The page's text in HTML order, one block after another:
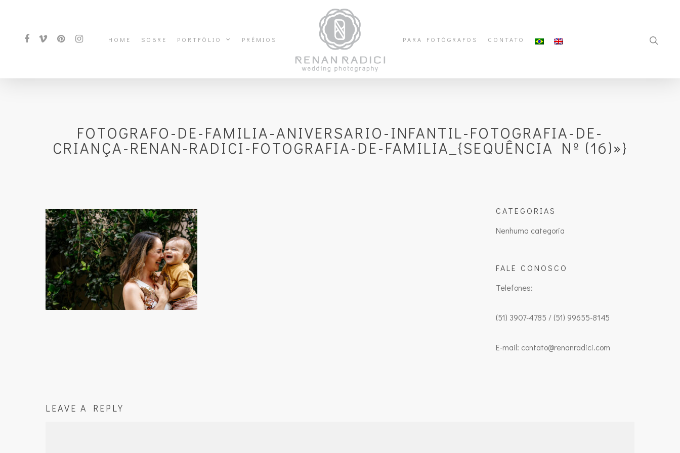
HOME SOBRE PORTFÓLIO PRÊMIOS PARA FOTÓGRAFOS CONTATO
FOTOGRAFO-DE-FAMILIA-ANIVERSARIO-INFANTIL-FOTOGRAFIA-DE-
CRIANÇA-RENAN-RADICI-FOTOGRAFIA-DE-FAMILIA_{SEQUÊNCIA Nº (16)»}
CATEGORIAS
Nenhuma categoria
FALE CONOSCO
Telefones:
(51) 3907-4785 / (51) 99655-8145
E-mail: contato@renanradici.com
LEAVE A REPLY